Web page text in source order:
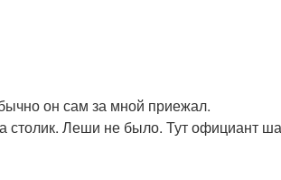
он сам за мной приежал.
столик. Леши не было. Тут официант